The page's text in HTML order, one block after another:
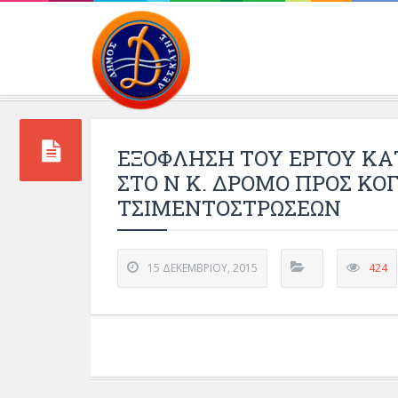
ΕΞΟΦΛΗΣΗ ΤΟΥ ΕΡΓΟΥ
ΣΤΟ Ν Κ. ΔΡΟΜΟ ΠΡΟΣ
ΤΣΙΜΕΝΤΟΣΤΡΩΣΕΩΝ
15 ΔΕΚΕΜΒΡΊΟΥ, 2015 424